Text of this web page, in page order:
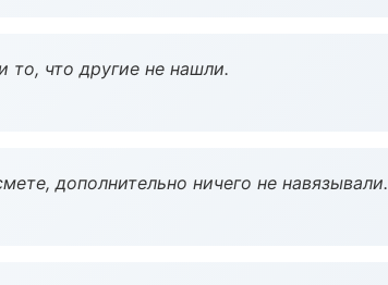
то, что другие не нашли.
дополнительно ничего не навязывали.